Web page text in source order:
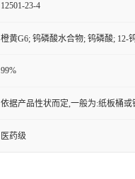
12501-23-4
橙黄G6; 钨磷酸水合物; 钨磷酸; 12-
99%
依据产品性状而定,一般为:纸板桶或
医药级